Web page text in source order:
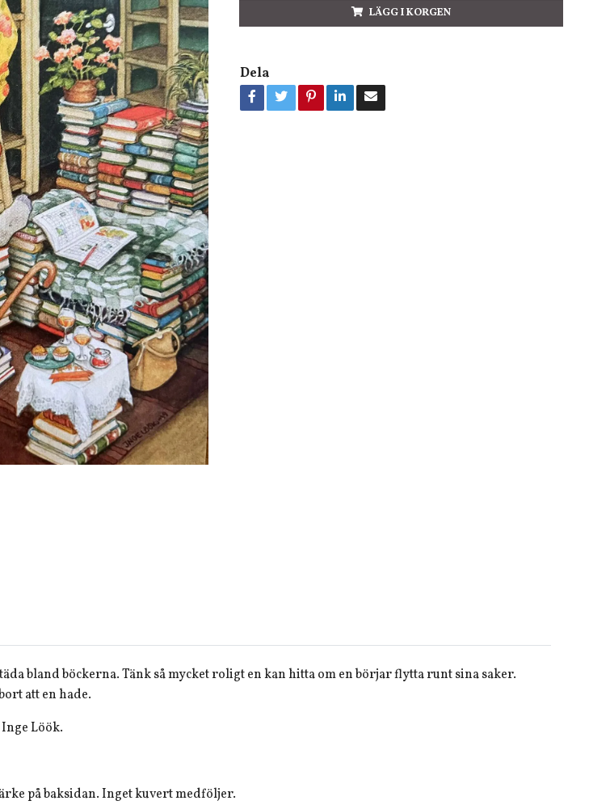
LÄGG I KORGEN
Dela
bland böckerna. Tänk så mycket roligt en kan hitta om en börjar flytta runt sina saker.
att en hade.
Löök.
på baksidan. Inget kuvert medföljer.